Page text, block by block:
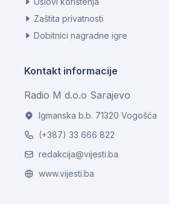
Zaštita privatnosti
Dobitnici nagradne igre
Kontakt informacije
Radio M d.o.o Sarajevo
Igmanska b.b. 71320 Vogošća
(+387) 33 666 822
redakcija@vijesti.ba
www.vijesti.ba